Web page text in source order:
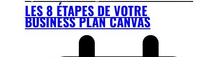
LES 8 ÉTAPES DE VOTRE
BUSINESS PLAN CANVAS